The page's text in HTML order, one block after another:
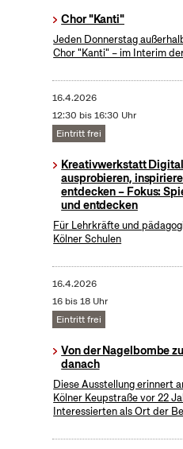
Chor "Kanti"
Jeden Donnerstag
Chor "Kanti" – im Interim
16.4.2026
12:30 bis 16:30 Uhr
Eintritt frei
Kreativwerkstatt
ausprobieren,
entdecken – Fokus:
und entdecken
Für Lehrkräfte und
Kölner Schulen
16.4.2026
16 bis 18 Uhr
Eintritt frei
Von der Nagelbombe
danach
Diese Ausstellung erinnert
Kölner Keupstraße vor 22
Interessierten als Ort der